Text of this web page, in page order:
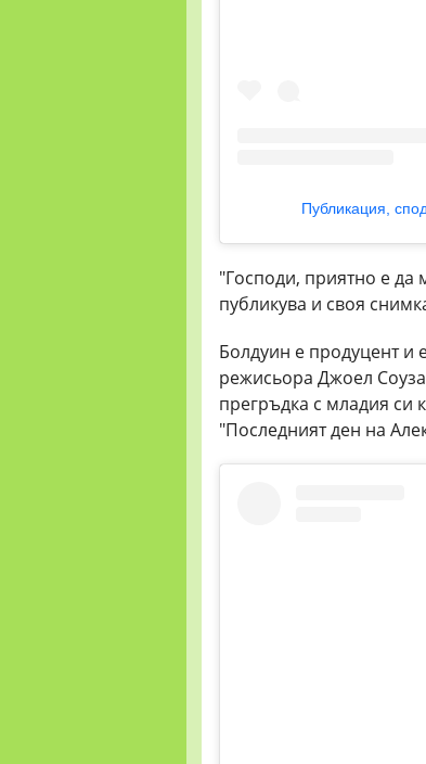
Публикация,
"Господи, приятно е да
публикува и своя
Болдуин е продуцент и
режисьора Джоел
прегръдка с младия си
"Последният ден на